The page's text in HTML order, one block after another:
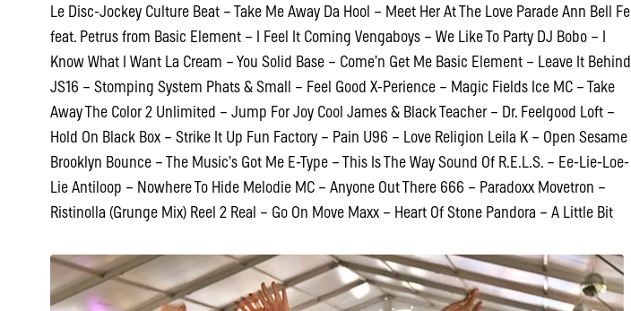
Le Disc-Jockey Culture Beat – Take Me Away Da Hool – Meet Her At The Love Parade Ann Bell Fell
feat. Petrus from Basic Element – I Feel It Coming Vengaboys – We Like To Party DJ Bobo – I
Know What I Want La Cream – You Solid Base – Come’n Get Me Basic Element – Leave It Behind
JS16 – Stomping System Phats & Small – Feel Good X-Perience – Magic Fields Ice MC – Take
Away The Color 2 Unlimited – Jump For Joy Cool James & Black Teacher – Dr. Feelgood Loft –
Hold On Black Box – Strike It Up Fun Factory – Pain U96 – Love Religion Leila K – Open Sesame
Brooklyn Bounce – The Music’s Got Me E-Type – This Is The Way Sound Of R.E.L.S. – Ee-Lie-Loe-
Lie Antiloop – Nowhere To Hide Melodie MC – Anyone Out There 666 – Paradoxx Movetron –
Ristinolla (Grunge Mix) Reel 2 Real – Go On Move Maxx – Heart Of Stone Pandora – A Little Bit